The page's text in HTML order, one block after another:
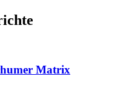
Matrix